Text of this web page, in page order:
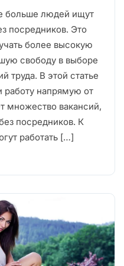
больше людей ищут
посредников. Это
более высокую
свободу в выборе
труда. В этой статье
работу напрямую от
множество вакансий,
посредников. К
работать […]